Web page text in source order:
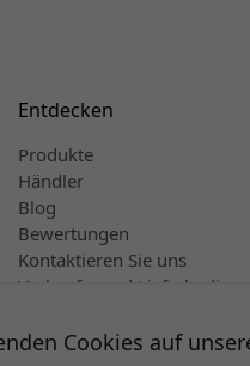
Entdecken
Produkte
Händler
Blog
Bewertungen
Kontaktieren Sie uns
Verkaufs- und
Cookies auf